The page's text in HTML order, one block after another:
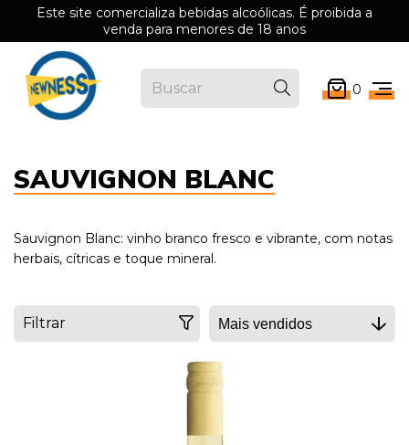
Este site comercializa bebidas alcoólicas. É proibida a
venda para menores de 18 anos
0
SAUVIGNON BLANC
Sauvignon Blanc: vinho branco fresco e vibrante, com notas
herbais, cítricas e toque mineral.
Filtrar